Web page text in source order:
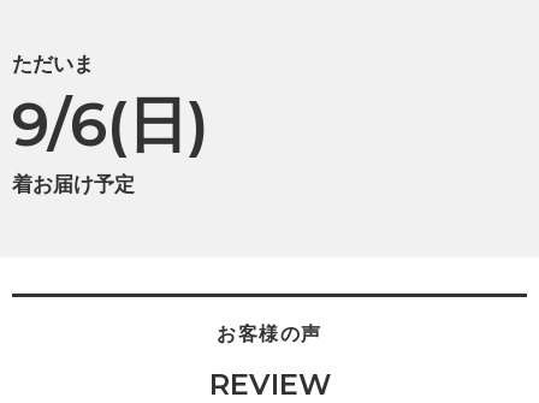
ただいま
9/6(日)
着お届け予定
お客様の声
REVIEW